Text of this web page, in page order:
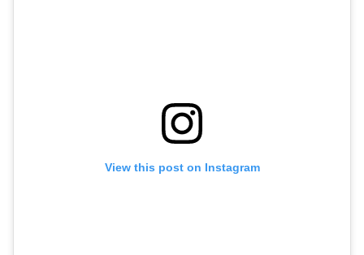
View this post on Instagram